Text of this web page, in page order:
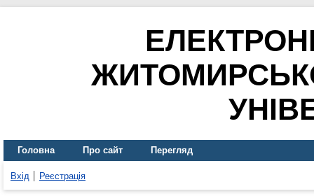
Головна Про сайт Перегляд
Вхід Реєстрація